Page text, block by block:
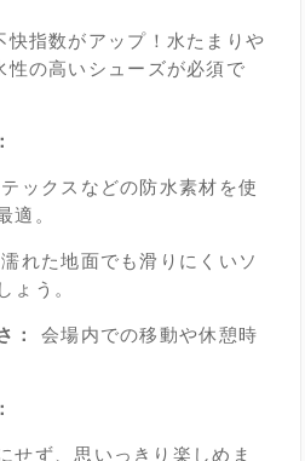
快指数がアップ！水たまりや
性の高いシューズが必須で
ックスなどの防水素材を使
適。
濡れた地面でも滑りにくいソ
ょう。
：
会場内での移動や休憩時
せず、思いっきり楽しめま